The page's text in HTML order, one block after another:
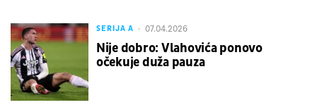
SERIJA A 07.04.2026
Nije dobro: Vlahovića ponovo
očekuje duža pauza